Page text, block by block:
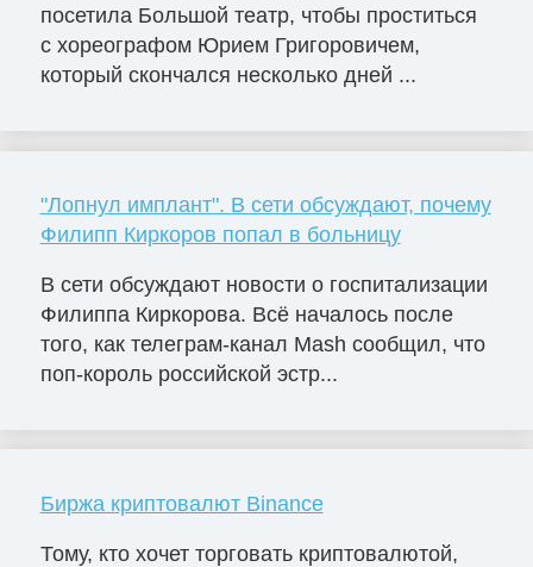
посетила Большой театр, чтобы проститься
с хореографом Юрием Григоровичем,
который скончался несколько дней ...
"Лопнул имплант". В сети обсуждают, почему
Филипп Киркоров попал в больницу
В сети обсуждают новости о госпитализации
Филиппа Киркорова. Всё началось после
того, как телеграм-канал Mash сообщил, что
поп-король российской эстр...
Биржа криптовалют Binance
Тому, кто хочет торговать криптовалютой,